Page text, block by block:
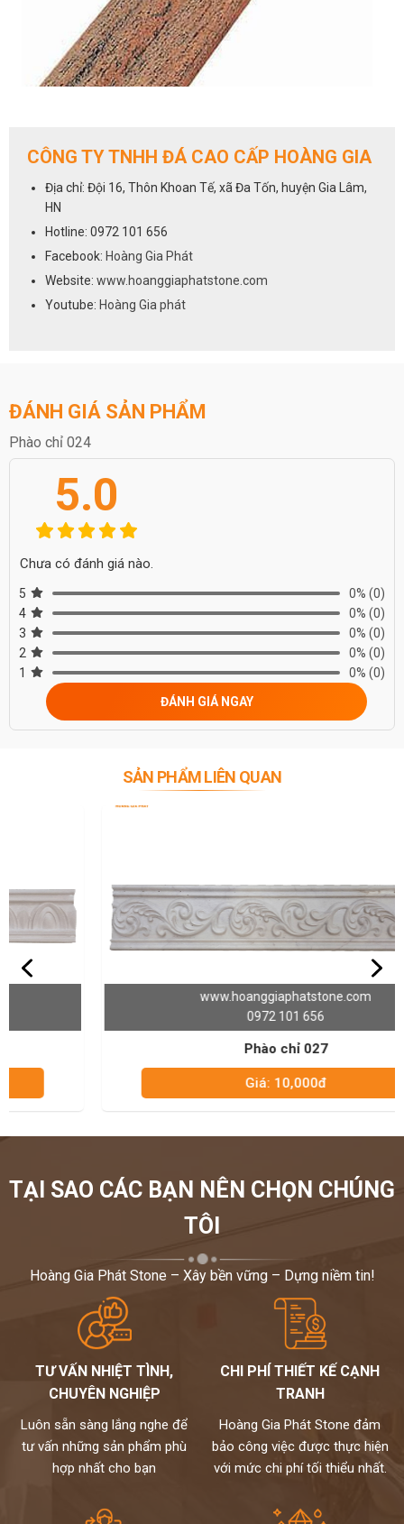
Không phải loại phào chỉ nào cũng phải có hoa văn đẹp đẽ, tráng lệ,
dựng đơn giản mà phào chỉ quá cầu kỳ sẽ rất khó coi. Loại phào chỉ
024 của Hoàng Gia Phát được làm từ gỗ và không có hoa văn phức
tạp nào nhưng cũng chính vì sự đơn giản ấy mà dễ phù hợp với
CÔNG TY TNHH ĐÁ CAO CẤP HOÀNG GIA
Địa chỉ: Đội 16, Thôn Khoan Tế, xã Đa Tốn, huyện Gia Lâm,
HN
Hotline: 0972 101 656
Facebook: Hoàng Gia Phát
Website: www.hoanggiaphatstone.com
Youtube: Hoàng Gia phát
ĐÁNH GIÁ SẢN PHẨM
Phào chỉ 024
5.0
Chưa có đánh giá nào.
5 0% (0)
4
0% (0)
3
0% (0)
2
0% (0)
1
0% (0)
ĐÁNH GIÁ NGAY
SẢN PHẨM LIÊN QUAN
www.hoanggiaphatstone.com
Phào chỉ 027
TẠI SAO CÁC BẠN NÊN CHỌN CHÚNG
TÔI
Hoàng Gia Phát Stone – Xây bền vững – Dựng niềm tin!
TƯ VẤN NHIỆT TÌNH,
CHUYÊN NGHIỆP
Luôn sẵn sàng lắng nghe để
tư vấn những sản phẩm phù
hợp nhất cho bạn
CHI PHÍ THIẾT KẾ CẠNH
TRANH
Hoàng Gia Phát Stone đảm
bảo công việc được thực hiện
với mức chi phí tối thiểu nhất.